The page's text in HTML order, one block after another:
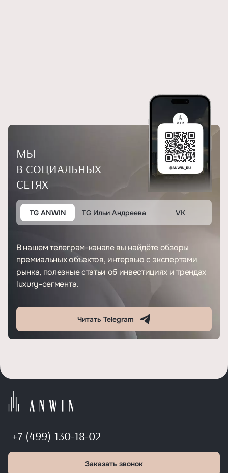
МЫ
В СОЦИАЛЬНЫХ
СЕТЯХ
TG ANWIN TG Ильи Андреева VK
В нашем телеграм-канале вы найдёте обзоры
премиальных объектов, интервью с экспертами
рынка, полезные статьи об инвестициях и трендах
luxury-сегмента.
Читать Telegram
+7 (499) 130-18-02
Заказать звонок